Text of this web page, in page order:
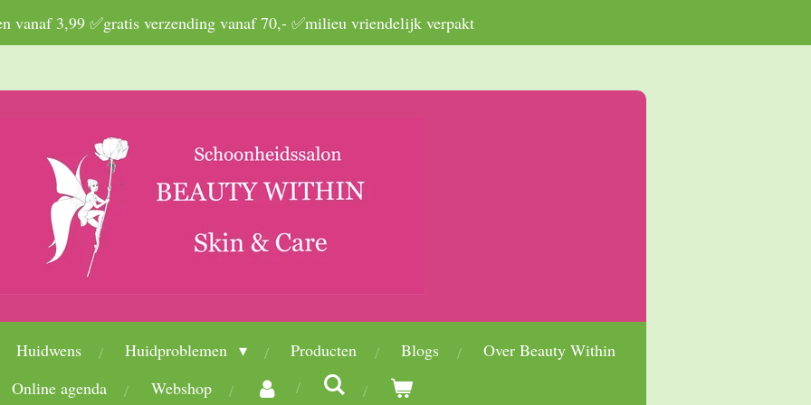
vanaf 3,99 ✅gratis verzending vanaf 70,- ✅milieu vriendelijk verpakt
Huidwens Huidproblemen Producten Blogs
Over Beauty Within
Online agenda
Webshop